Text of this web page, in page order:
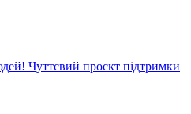
Чуттєвий проєкт підтримки